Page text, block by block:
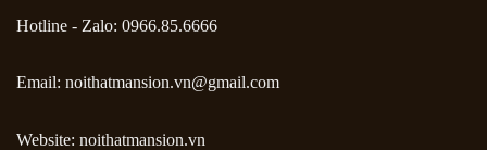
Hotline - Zalo: 0966.85.6666
Email: noithatmansion.vn@gmail.com
Website: noithatmansion.vn